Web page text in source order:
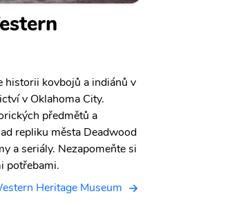
historii kovbojů a indiánů v
v Oklahoma City.
předmětů a
repliku města Deadwood
a seriály. Nezapomeňte si
potřebami.
Heritage Museum